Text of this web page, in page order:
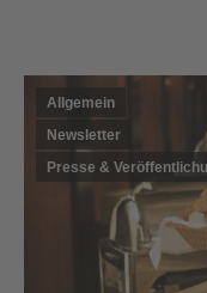
Allgemein
Newsletter
Presse &